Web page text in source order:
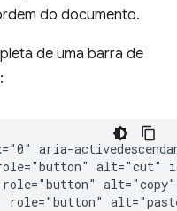
do documento.
de uma barra de
aria-
alt="cut"
role="button"